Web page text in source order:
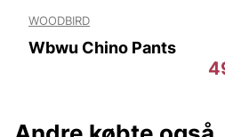
WOODBIRD
Wbwu Chino Pants